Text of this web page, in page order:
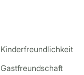
Kinderfreundlichkeit
Gastfreundschaft